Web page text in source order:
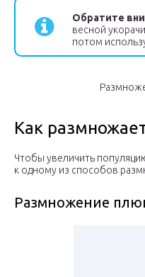
Обратите
весной
потом
Как
Чтобы увеличить
к одному из способов
Размножение